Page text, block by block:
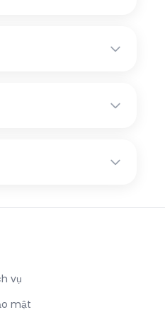
vụ
mật